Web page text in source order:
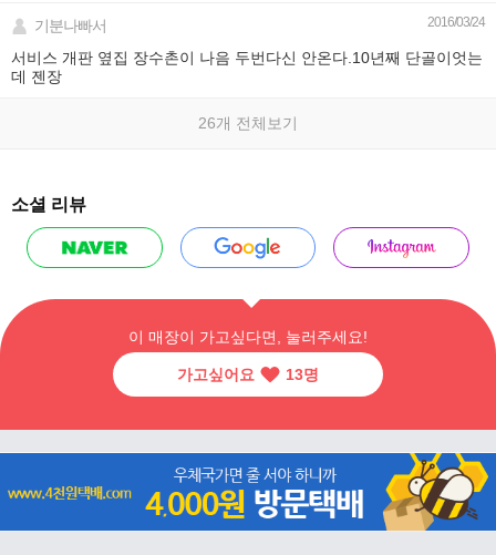
기분나빠서 2016/03/24
서비스 개판 옆집 장수촌이 나음 두번다신 안온다.10년째 단골이엇는
데 젠장
26개 전체보기
소셜 리뷰
이 매장이 가고싶다면, 눌러주세요!
가고싶어요 13명